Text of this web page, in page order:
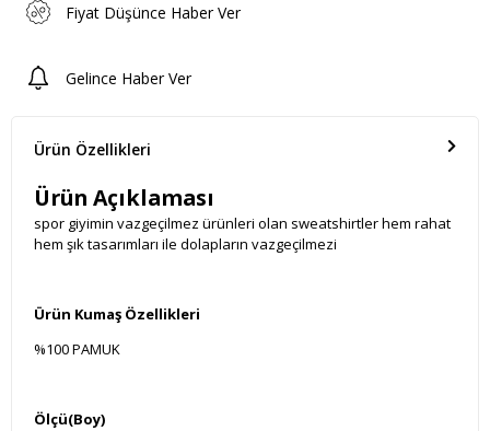
Fiyat Düşünce Haber Ver
Gelince Haber Ver
Ürün Özellikleri
Ürün Açıklaması
spor giyimin vazgeçilmez ürünleri olan sweatshirtler hem rahat
hem şık tasarımları ile dolapların vazgeçilmezi
Ürün Kumaş Özellikleri
%100 PAMUK
Ölçü(Boy)